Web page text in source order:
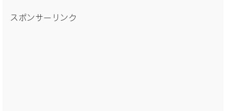
スポンサーリンク